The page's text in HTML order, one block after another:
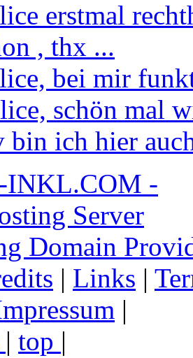
erstmal
, thx ...
bei mir
schön mal
bin ich hier
| Links |
| top |